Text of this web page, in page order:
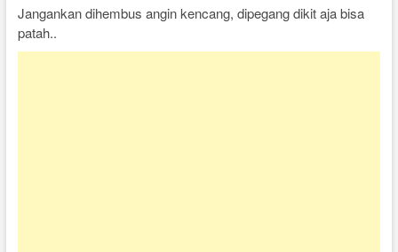
Jangankan dihembus angin kencang, dipegang dikit aja bisa
patah..